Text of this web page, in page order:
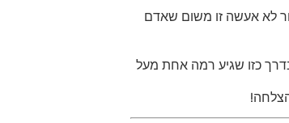
לא אעשה זו משום שאדם
בדרך כזו שגיע רמה אחת מעל